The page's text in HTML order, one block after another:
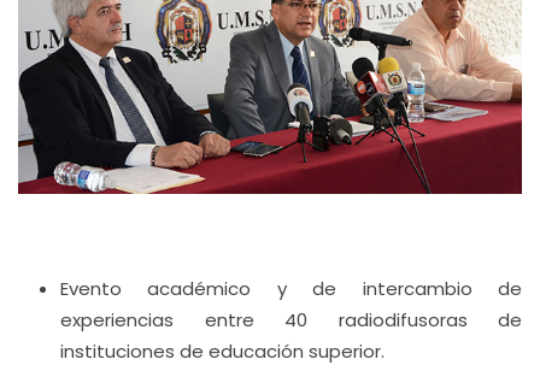
Evento académico y de intercambio de
experiencias entre 40 radiodifusoras de
instituciones de educación superior.